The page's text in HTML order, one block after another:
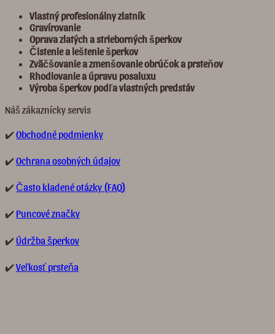
Vlastný profesionálny zlatník
Gravírovanie
Oprava zlatých a strieborných šperkov
Čistenie a leštenie šperkov
Zväčšovanie a zmenšovanie obrúčok a prsteňov
Rhodiovanie a úpravu posaluxu
Výroba šperkov podľa vlastných predstáv
Náš zákaznícky servis
✔️ Obchodné podmienky
✔️ Ochrana osobných údajov
✔️ Často kladené otázky (FAQ)
✔️ Puncové značky
✔️ Údržba šperkov
✔️ Veľkosť prsteňa